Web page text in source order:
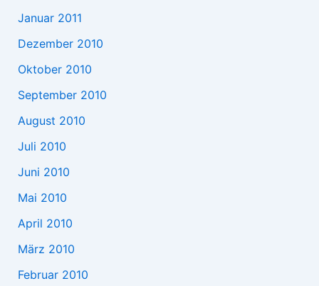
Januar 2011
Dezember 2010
Oktober 2010
September 2010
August 2010
Juli 2010
Juni 2010
Mai 2010
April 2010
März 2010
Februar 2010